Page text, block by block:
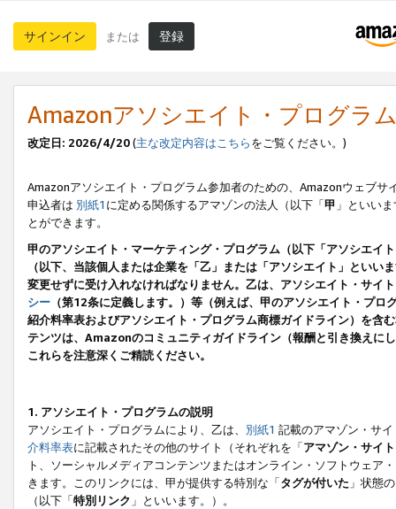
サインイン または 登録
Amazonアソシエイト・プログラ
改定日: 2026/4/20(主な改定内容はこちらをご覧ください。)
Amazonアソシエイト・プログラム参加者のための、Amazonウェブサ
申込者は 別紙1 に定める関係するアマゾンの法人（以下「甲 」といい
とができます。
甲のアソシエイト・マーケティング・プログラム（以下「アソシエイ
（以下、当該個人または企業を「乙」または「アソシエイト」とい
変更せずに受け入れなければなりません。乙は、アソシエイト・サイ
シー （第12条に定義します。）等（例えば、甲のアソシエイト・プ
紹介料率表およびアソシエイト・プログラム商標ガイドライン）を
テンツは、Amazonのコミュニティガイドライン（報酬と引き換えに
これらを注意深くご精読ください。
1. アソシエイト・プログラムの説明
アソシエイト・プログラムにより、乙は、 別紙1 記載のアマゾン・サ
介料率表に記載されたその他のサイト（それぞれを「アマゾン・サイト
ト、ソーシャルメディアコンテンツまたはオンライン・ソフトウェア
きます。このリンクには、甲が提供する特別な「タグが付いた 」状態
（以下「特別リンク 」といいます。）。